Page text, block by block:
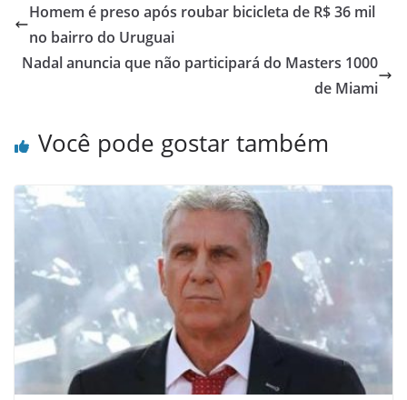
Homem é preso após roubar bicicleta de R$ 36 mil
no bairro do Uruguai
Nadal anuncia que não participará do Masters 1000
de Miami
Você pode gostar também